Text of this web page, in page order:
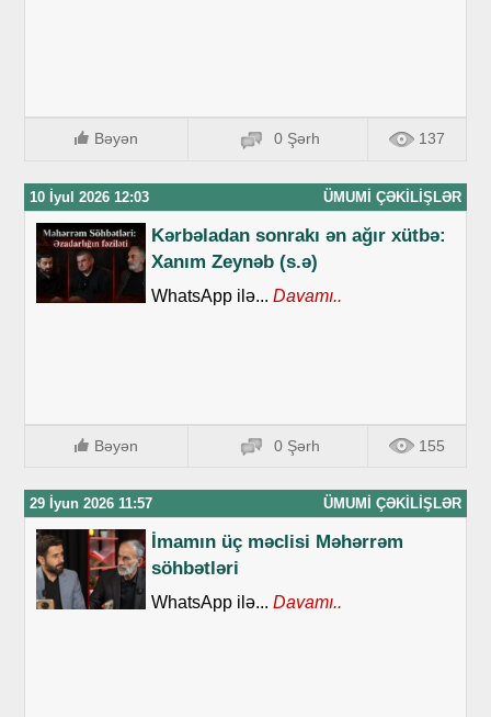
Bəyən 0 Şərh 137
10 İyul 2026 12:03 ÜMUMI ÇƏKILIŞLƏR
Kərbəladan sonrakı ən ağır xütbə:
Xanım Zeynəb (s.ə)
WhatsApp ilə... Davamı..
Bəyən 0 Şərh 155
29 İyun 2026 11:57 ÜMUMI ÇƏKILIŞLƏR
İmamın üç məclisi Məhərrəm
söhbətləri
WhatsApp ilə... Davamı..